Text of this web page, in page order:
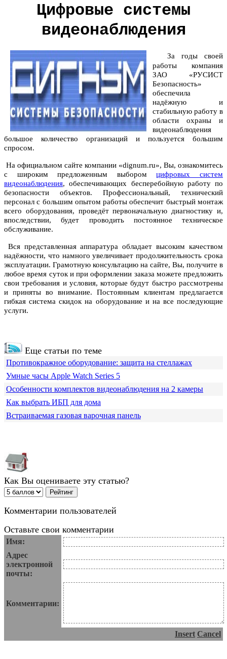
Цифровые системы
видеонаблюдения
За годы своей
работы компания
ЗАО «РУСИСТ
Безопасность»
обеспечила
надёжную и
стабильную работу в
области охраны и
видеонаблюдения
большое количество организаций и пользуется большим
спросом.
На официальном сайте компании «dignum.ru», Вы, ознакомитесь
с широким предложенным выборомцифровых систем
видеонаблюдения, обеспечивающих бесперебойную работу по
безопасности объектов. Профессиональный, технический
персонал с большим опытом работы обеспечит быстрый монтаж
всего оборудования, проведёт первоначальную диагностику и,
впоследствии, будет проводить постоянное техническое
обслуживание.
Вся представленная аппаратура обладает высоким качеством
надёжности, что намного увеличивает продолжительность срока
эксплуатации. Грамотную консультацию на сайте, Вы, получите в
любое время суток и при оформлении заказа можете предложить
свои требования и условия, которые будут быстро рассмотрены
и приняты во внимание. Постоянным клиентам предлагается
гибкая система скидок на оборудование и на все последующие
услуги.
Еще статьи по теме
Противокражное оборудование: защита на стеллажах
Умные часы Apple Watch Series 5
Особенности комплектов видеонаблюдения на 2 камеры
Как выбрать ИБП для дома
Встраиваемая газовая варочная панель
Как Вы оцениваете эту статью?
Комментарии пользователей
Оставьте свои комментарии
Имя:
Адрес
электронной
почты:
Комментарии:
Insert Cancel